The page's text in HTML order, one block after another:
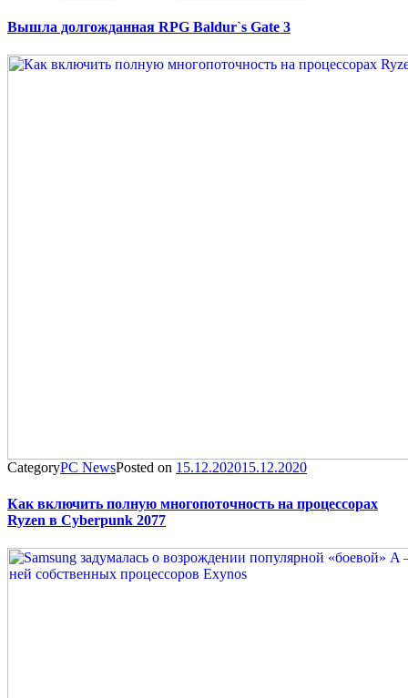
Вышла долгожданная RPG Baldur`s Gate 3
CategoryPC NewsPosted on 15.12.202015.12.2020
Как включить полную многопоточность на процессорах
Ryzen в Cyberpunk 2077